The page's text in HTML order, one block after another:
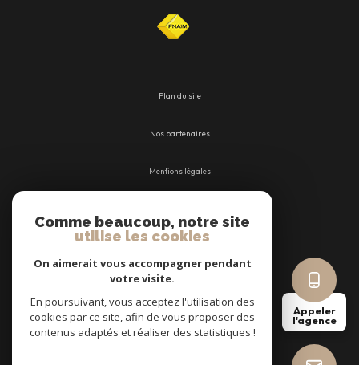
Appeler
l'agence
Plan du site
Nos partenaires
Mentions légales
Politique RGPD
Cookies
Comme beaucoup, notre site
utilise les cookies
On aimerait vous accompagner pendant
votre visite.
En poursuivant, vous acceptez l'utilisation des
cookies par ce site, afin de vous proposer des
contenus adaptés et réaliser des statistiques !